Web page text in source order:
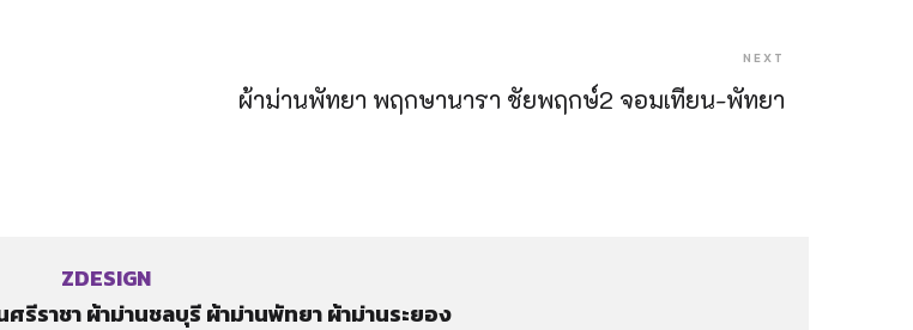
NEXT
ผ้าม่านพัทยา พฤกษานารา ชัยพฤกษ์2 จอมเทียน-พัทยา
ZDESIGN
ศรีราชา ผ้าม่านชลบุรี ผ้าม่านพัทยา ผ้าม่านระยอง